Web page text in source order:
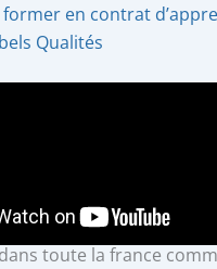
former en contrat
Qualités
toute la france